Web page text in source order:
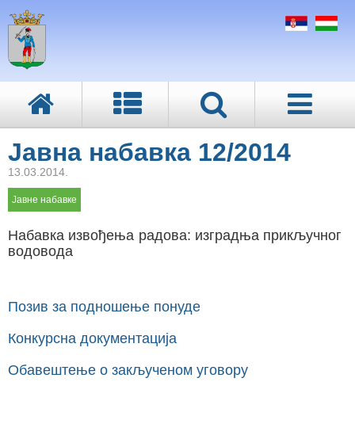
Јавна набавка 12/2014
13.03.2014.
Јавне набавке
Набавка извођења радова: изградња прикључног
водовода
Позив за подношење понуде
Конкурсна документација
Обавештење о закљученом уговору